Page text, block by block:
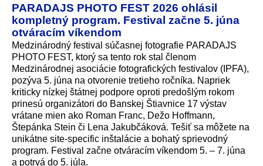
PARADAJS PHOTO FEST 2026 ohlásil
kompletný program. Festival začne 5. júna
otváracím víkendom
Medzinárodný festival súčasnej fotografie PARADAJS
PHOTO FEST, ktorý sa tento rok stal členom
Medzinárodnej asociácie fotografických festivalov (IPFA),
pozýva 5. júna na otvorenie tretieho ročníka. Napriek
kriticky nízkej štátnej podpore oproti predošlým rokom
prinesú organizátori do Banskej Štiavnice 17 výstav
vrátane mien ako Roman Franc, Dežo Hoffmann,
Štepánka Stein či Lena Jakubčáková. Tešiť sa môžete na
unikátne site-specific inštalácie a bohatý sprievodný
program. Festival začne otváracím víkendom 5. – 7. júna
a potrvá do 5. júla.